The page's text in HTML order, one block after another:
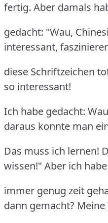
fertig. Aber damals
gedacht: "Wau,
interessant,
diese Schriftzeichen
so interessant!
Ich habe gedacht:
daraus konnte man
Das muss ich lernen!
wissen!" Aber ich
immer genug zeit
dann gemacht?